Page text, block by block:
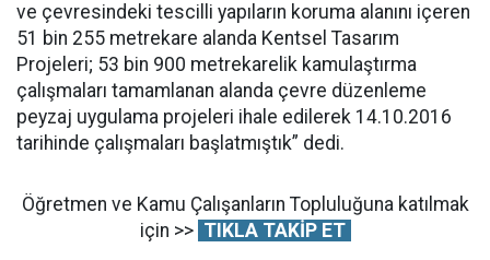
ve çevresindeki tescilli yapıların koruma alanını içeren
51 bin 255 metrekare alanda Kentsel Tasarım
Projeleri; 53 bin 900 metrekarelik kamulaştırma
çalışmaları tamamlanan alanda çevre düzenleme
peyzaj uygulama projeleri ihale edilerek 14.10.2016
tarihinde çalışmaları başlatmıştık” dedi.
Öğretmen ve Kamu Çalışanların Topluluğuna katılmak
için >> TIKLA TAKİP ET